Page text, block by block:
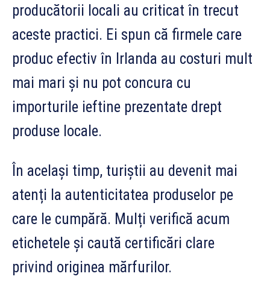
producătorii locali au criticat în trecut
aceste practici. Ei spun că firmele care
produc efectiv în Irlanda au costuri mult
mai mari și nu pot concura cu
importurile ieftine prezentate drept
produse locale.
În același timp, turiștii au devenit mai
atenți la autenticitatea produselor pe
care le cumpără. Mulți verifică acum
etichetele și caută certificări clare
privind originea mărfurilor.